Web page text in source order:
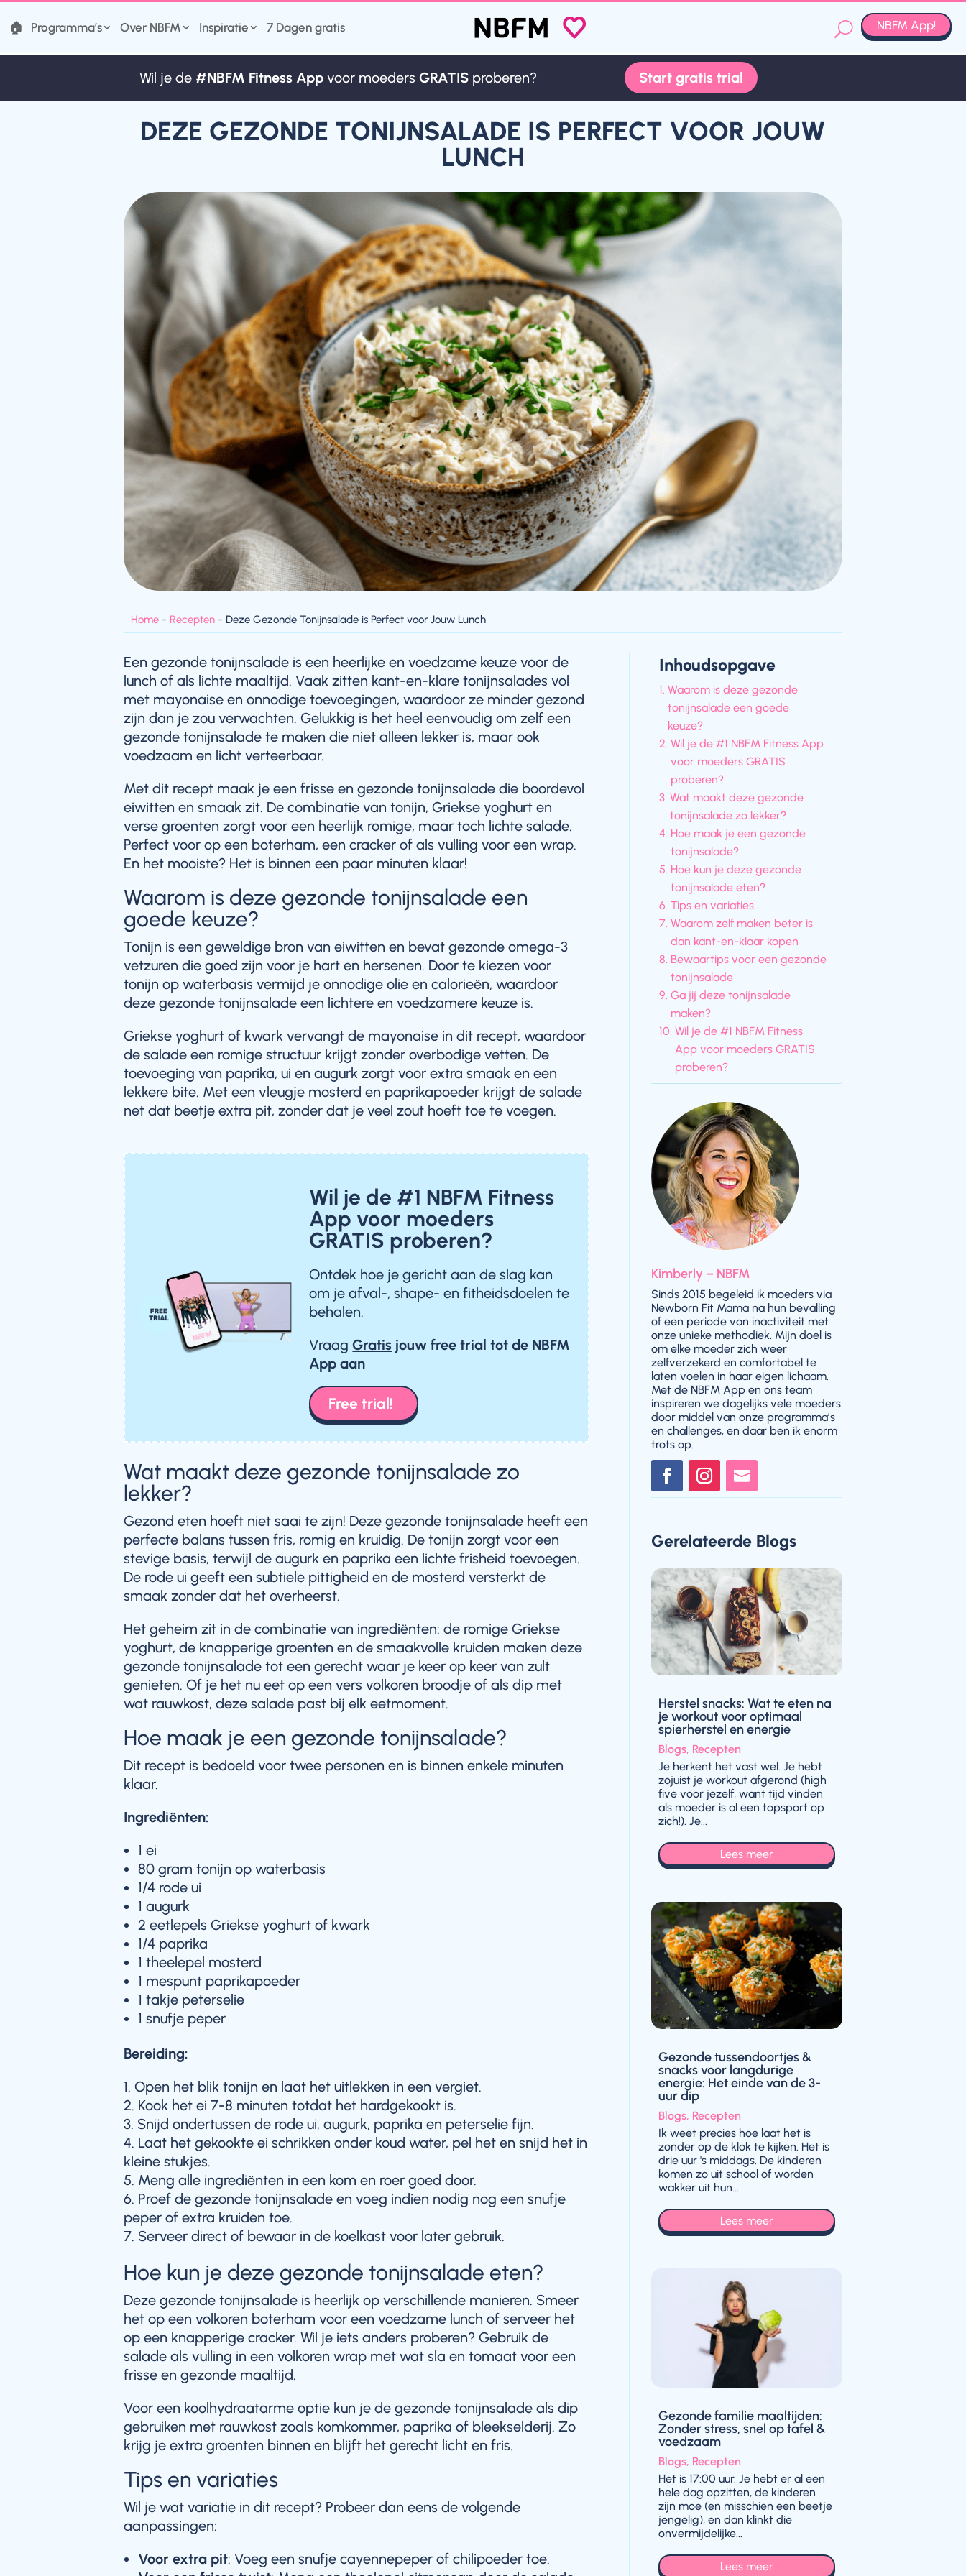
🏠 Programma’s Over NBFM Inspiratie 7 Dagen gratis NBFM App!
Wil je de #NBFM Fitness Appvoor moeders GRATISproberen? Start gratis trial
Wil je de #NBFM Fitness Appvoor moeders GRATISproberen? Start gratis trial
DEZE GEZONDE TONIJNSALADE IS PERFECT VOOR JOUW
LUNCH
Home - Recepten - Deze Gezonde Tonijnsalade is Perfect voor Jouw Lunch
Een gezonde tonijnsalade is een heerlijke en voedzame keuze voor de
lunch of als lichte maaltijd. Vaak zitten kant-en-klare tonijnsalades vol
met mayonaise en onnodige toevoegingen, waardoor ze minder gezond
zijn dan je zou verwachten. Gelukkig is het heel eenvoudig om zelf een
gezonde tonijnsalade te maken die niet alleen lekker is, maar ook
voedzaam en licht verteerbaar.
Met dit recept maak je een frisse en gezonde tonijnsalade die boordevol
eiwitten en smaak zit. De combinatie van tonijn, Griekse yoghurt en
verse groenten zorgt voor een heerlijk romige, maar toch lichte salade.
Perfect voor op een boterham, een cracker of als vulling voor een wrap.
En het mooiste? Het is binnen een paar minuten klaar!
Waarom is deze gezonde tonijnsalade een
goede keuze?
Tonijn is een geweldige bron van eiwitten en bevat gezonde omega-3
vetzuren die goed zijn voor je hart en hersenen. Door te kiezen voor
tonijn op waterbasis vermijd je onnodige olie en calorieën, waardoor
deze gezonde tonijnsalade een lichtere en voedzamere keuze is.
Griekse yoghurt of kwark vervangt de mayonaise in dit recept, waardoor
de salade een romige structuur krijgt zonder overbodige vetten. De
toevoeging van paprika, ui en augurk zorgt voor extra smaak en een
lekkere bite. Met een vleugje mosterd en paprikapoeder krijgt de salade
net dat beetje extra pit, zonder dat je veel zout hoeft toe te voegen.
Wil je de #1 NBFM Fitness
App voor moeders
GRATIS proberen?
Ontdek hoe je gericht aan de slag kan
om je afval-, shape- en fitheidsdoelen te
behalen.
VraagGratis jouw free trialtot de NBFM
App aan
Free trial!
Wat maakt deze gezonde tonijnsalade zo
lekker?
Gezond eten hoeft niet saai te zijn! Deze gezonde tonijnsalade heeft een
perfecte balans tussen fris, romig en kruidig. De tonijn zorgt voor een
stevige basis, terwijl de augurk en paprika een lichte frisheid toevoegen.
De rode ui geeft een subtiele pittigheid en de mosterd versterkt de
smaak zonder dat het overheerst.
Het geheim zit in de combinatie van ingrediënten: de romige Griekse
yoghurt, de knapperige groenten en de smaakvolle kruiden maken deze
gezonde tonijnsalade tot een gerecht waar je keer op keer van zult
genieten. Of je het nu eet op een vers volkoren broodje of als dip met
wat rauwkost, deze salade past bij elk eetmoment.
Hoe maak je een gezonde tonijnsalade?
Dit recept is bedoeld voor twee personen en is binnen enkele minuten
klaar.
Ingrediënten:
1 ei
80 gram tonijn op waterbasis
1/4 rode ui
1 augurk
2 eetlepels Griekse yoghurt of kwark
1/4 paprika
1 theelepel mosterd
1 mespunt paprikapoeder
1 takje peterselie
1 snufje peper
Bereiding:
Open het blik tonijn en laat het uitlekken in een vergiet.
Kook het ei 7-8 minuten totdat het hardgekookt is.
Snijd ondertussen de rode ui, augurk, paprika en peterselie fijn.
Laat het gekookte ei schrikken onder koud water, pel het en snijd het in
kleine stukjes.
Meng alle ingrediënten in een kom en roer goed door.
Proef de gezonde tonijnsalade en voeg indien nodig nog een snufje
peper of extra kruiden toe.
Serveer direct of bewaar in de koelkast voor later gebruik.
Hoe kun je deze gezonde tonijnsalade eten?
Deze gezonde tonijnsalade is heerlijk op verschillende manieren. Smeer
het op een volkoren boterham voor een voedzame lunch of serveer het
op een knapperige cracker. Wil je iets anders proberen? Gebruik de
salade als vulling in een volkoren wrap met wat sla en tomaat voor een
frisse en gezonde maaltijd.
Voor een koolhydraatarme optie kun je de gezonde tonijnsalade als dip
gebruiken met rauwkost zoals komkommer, paprika of bleekselderij. Zo
krijg je extra groenten binnen en blijft het gerecht licht en fris.
Tips en variaties
Wil je wat variatie in dit recept? Probeer dan eens de volgende
aanpassingen:
Voor extra pit: Voeg een snufje cayennepeper of chilipoeder toe.
Inhoudsopgave
Waarom is deze gezonde
tonijnsalade een goede
keuze?
Wil je de #1 NBFM Fitness App
voor moeders GRATIS
proberen?
Wat maakt deze gezonde
tonijnsalade zo lekker?
Hoe maak je een gezonde
tonijnsalade?
Hoe kun je deze gezonde
tonijnsalade eten?
Tips en variaties
Waarom zelf maken beter is
dan kant-en-klaar kopen
Bewaartips voor een gezonde
tonijnsalade
Ga jij deze tonijnsalade
maken?
Wil je de #1 NBFM Fitness
App voor moeders GRATIS
proberen?
Kimberly – NBFM
Sinds 2015 begeleid ik moeders via
Newborn Fit Mama na hun bevalling
of een periode van inactiviteit met
onze unieke methodiek. Mijn doel is
om elke moeder zich weer
zelfverzekerd en comfortabel te
laten voelen in haar eigen lichaam.
Met de NBFM App en ons team
inspireren we dagelijks vele moeders
door middel van onze programma’s
en challenges, en daar ben ik enorm
trots op.
Gerelateerde Blogs
Herstel snacks: Wat te eten na
je workout voor optimaal
spierherstel en energie
Blogs, Recepten
Je herkent het vast wel. Je hebt
zojuist je workout afgerond (high
five voor jezelf, want tijd vinden
als moeder is al een topsport op
zich!). Je...
Lees meer
Gezonde tussendoortjes &
snacks voor langdurige
energie: Het einde van de 3-
uur dip
Blogs, Recepten
Ik weet precies hoe laat het is
zonder op de klok te kijken. Het is
drie uur 's middags. De kinderen
komen zo uit school of worden
wakker uit hun...
Lees meer
Gezonde familie maaltijden:
Zonder stress, snel op tafel &
voedzaam
Blogs, Recepten
Het is 17:00 uur. Je hebt er al een
hele dag opzitten, de kinderen
zijn moe (en misschien een beetje
jengelig), en dan klinkt die
onvermijdelijke...
Lees meer